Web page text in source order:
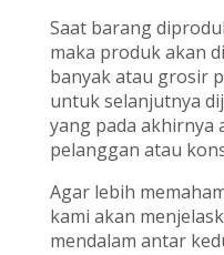
Saat barang
maka produk akan
banyak atau grosir
untuk selanjutnya
yang pada akhirnya
pelanggan atau
Agar lebih
kami akan
mendalam antar